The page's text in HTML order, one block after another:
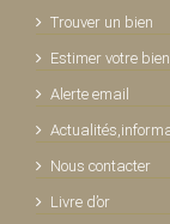
Trouver un bien
Estimer votre bien
Alerte email
Nous contacter
Livre d’or